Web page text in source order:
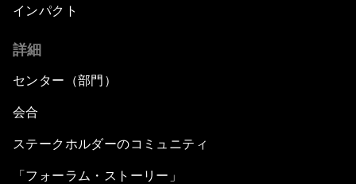
インパクト
詳細
センター（部門）
会合
ステークホルダーのコミュニティ
「フォーラム・ストーリー」